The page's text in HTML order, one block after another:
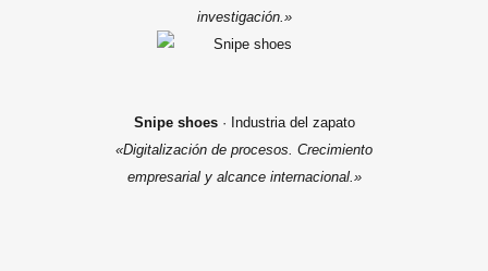
investigación.»
Snipe shoes· Industria del zapato
«Digitalización de procesos. Crecimiento
empresarial y alcance internacional.»